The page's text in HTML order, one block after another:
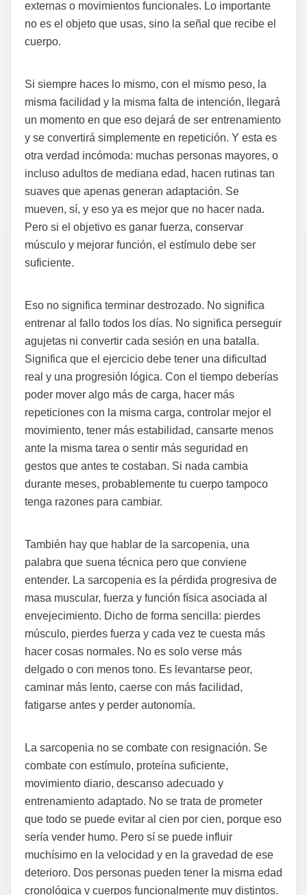
externas o movimientos funcionales. Lo importante
no es el objeto que usas, sino la señal que recibe el
cuerpo.
Si siempre haces lo mismo, con el mismo peso, la
misma facilidad y la misma falta de intención, llegará
un momento en que eso dejará de ser entrenamiento
y se convertirá simplemente en repetición. Y esta es
otra verdad incómoda: muchas personas mayores, o
incluso adultos de mediana edad, hacen rutinas tan
suaves que apenas generan adaptación. Se
mueven, sí, y eso ya es mejor que no hacer nada.
Pero si el objetivo es ganar fuerza, conservar
músculo y mejorar función, el estímulo debe ser
suficiente.
Eso no significa terminar destrozado. No significa
entrenar al fallo todos los días. No significa perseguir
agujetas ni convertir cada sesión en una batalla.
Significa que el ejercicio debe tener una dificultad
real y una progresión lógica. Con el tiempo deberías
poder mover algo más de carga, hacer más
repeticiones con la misma carga, controlar mejor el
movimiento, tener más estabilidad, cansarte menos
ante la misma tarea o sentir más seguridad en
gestos que antes te costaban. Si nada cambia
durante meses, probablemente tu cuerpo tampoco
tenga razones para cambiar.
También hay que hablar de la sarcopenia, una
palabra que suena técnica pero que conviene
entender. La sarcopenia es la pérdida progresiva de
masa muscular, fuerza y función física asociada al
envejecimiento. Dicho de forma sencilla: pierdes
músculo, pierdes fuerza y cada vez te cuesta más
hacer cosas normales. No es solo verse más
delgado o con menos tono. Es levantarse peor,
caminar más lento, caerse con más facilidad,
fatigarse antes y perder autonomía.
La sarcopenia no se combate con resignación. Se
combate con estímulo, proteína suficiente,
movimiento diario, descanso adecuado y
entrenamiento adaptado. No se trata de prometer
que todo se puede evitar al cien por cien, porque eso
sería vender humo. Pero sí se puede influir
muchísimo en la velocidad y en la gravedad de ese
deterioro. Dos personas pueden tener la misma edad
cronológica y cuerpos funcionalmente muy distintos.